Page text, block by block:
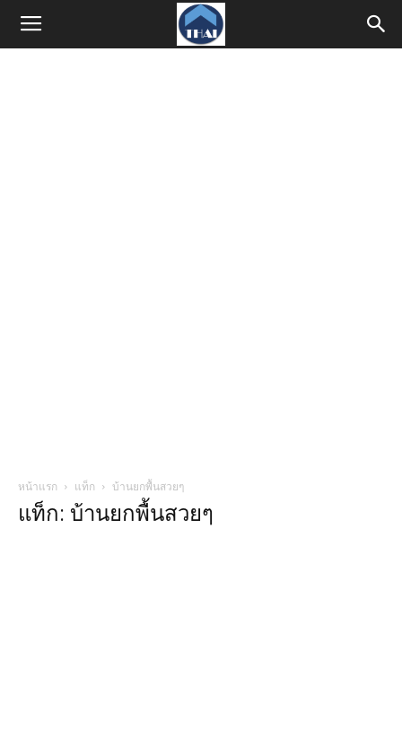
หน้าแรก แท็ก บ้านยกพื้นสวยๆ
แท็ก: บ้านยกพื้นสวยๆ